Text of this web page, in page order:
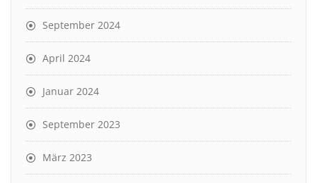
September 2024
April 2024
Januar 2024
September 2023
März 2023